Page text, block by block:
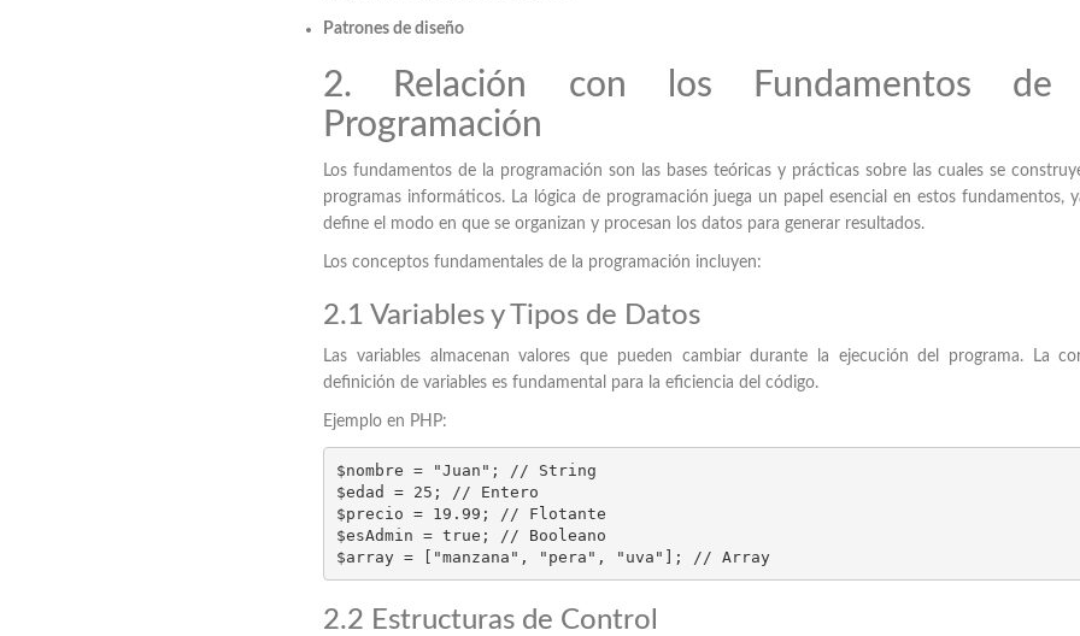
Patrones de diseño
2. Relación con los Fundamentos de
Programación
Los fundamentos de la programación son las bases teóricas y prácticas sobre las cuales se
programas informáticos. La lógica de programación juega un papel esencial en estos fundamentos,
define el modo en que se organizan y procesan los datos para generar resultados.
Los conceptos fundamentales de la programación incluyen:
2.1 Variables y Tipos de Datos
Las variables almacenan valores que pueden cambiar durante la ejecución del programa. La
definición de variables es fundamental para la eficiencia del código.
Ejemplo en PHP:
$nombre = "Juan"; // String
$edad = 25; // Entero
$precio = 19.99; // Flotante
$esAdmin = true; // Booleano
$array = ["manzana", "pera", "uva"]; // Array
2.2 Estructuras de Control